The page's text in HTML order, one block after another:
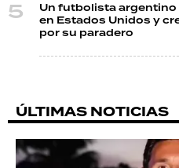
Un futbolista argentino
en Estados Unidos y
por su paradero
ÚLTIMAS NOTICIAS